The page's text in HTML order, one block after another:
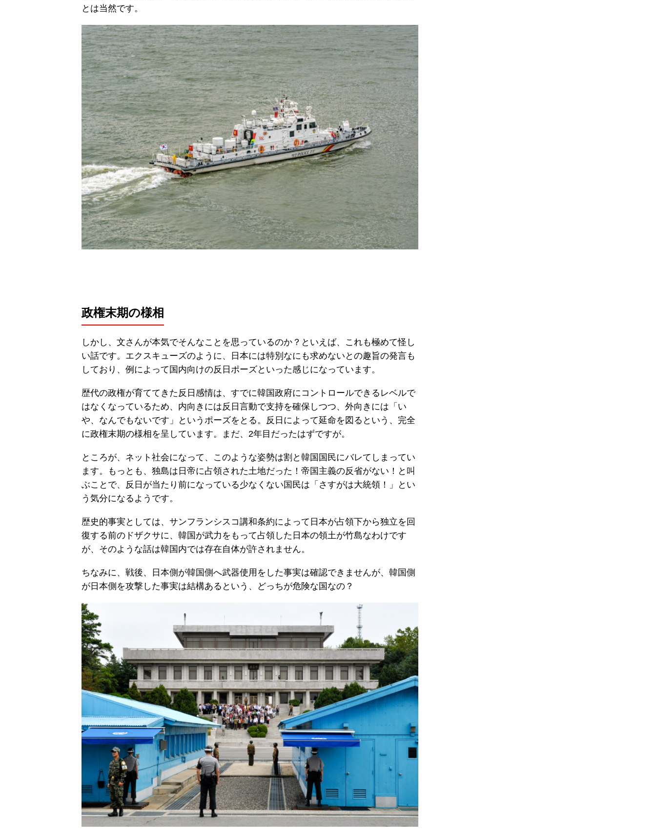
とは当然です。
政権末期の様相
しかし、文さんが本気でそんなことを思っているのか？といえば、これも極めて怪し
い話です。エクスキューズのように、日本には特別なにも求めないとの趣旨の発言も
しており、例によって国内向けの反日ポーズといった感じになっています。
歴代の政権が育ててきた反日感情は、すでに韓国政府にコントロールできるレベルで
はなくなっているため、内向きには反日言動で支持を確保しつつ、外向きには「い
や、なんでもないです」というポーズをとる。反日によって延命を図るという、完全
に政権末期の様相を呈しています。まだ、2年目だったはずですが。
ところが、ネット社会になって、このような姿勢は割と韓国国民にバレてしまってい
ます。もっとも、独島は日帝に占領された土地だった！帝国主義の反省がない！と叫
ぶことで、反日が当たり前になっている少なくない国民は「さすがは大統領！」とい
う気分になるようです。
歴史的事実としては、サンフランシスコ講和条約によって日本が占領下から独立を回
復する前のドザクサに、韓国が武力をもって占領した日本の領土が竹島なわけです
が、そのような話は韓国内では存在自体が許されません。
ちなみに、戦後、日本側が韓国側へ武器使用をした事実は確認できませんが、韓国側
が日本側を攻撃した事実は結構あるという、どっちが危険な国なの？